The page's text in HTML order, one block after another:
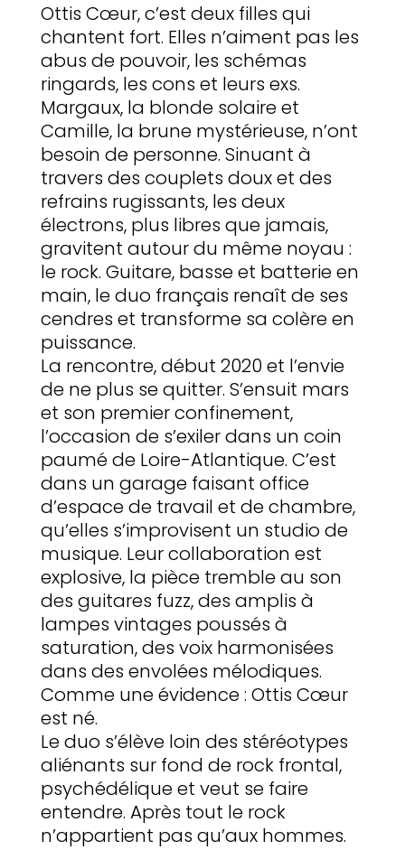
Ottis Cœur, c’est deux filles qui
chantent fort. Elles n’aiment pas les
abus de pouvoir, les schémas
ringards, les cons et leurs exs.
Margaux, la blonde solaire et
Camille, la brune mystérieuse, n’ont
besoin de personne. Sinuant à
travers des couplets doux et des
refrains rugissants, les deux
électrons, plus libres que jamais,
gravitent autour du même noyau :
le rock. Guitare, basse et batterie en
main, le duo français renaît de ses
cendres et transforme sa colère en
puissance.
La rencontre, début 2020 et l’envie
de ne plus se quitter. S’ensuit mars
et son premier confinement,
l’occasion de s’exiler dans un coin
paumé de Loire-Atlantique. C’est
dans un garage faisant office
d’espace de travail et de chambre,
qu’elles s’improvisent un studio de
musique. Leur collaboration est
explosive, la pièce tremble au son
des guitares fuzz, des amplis à
lampes vintages poussés à
saturation, des voix harmonisées
dans des envolées mélodiques.
Comme une évidence : Ottis Cœur
est né.
Le duo s’élève loin des stéréotypes
aliénants sur fond de rock frontal,
psychédélique et veut se faire
entendre. Après tout le rock
n’appartient pas qu’aux hommes.